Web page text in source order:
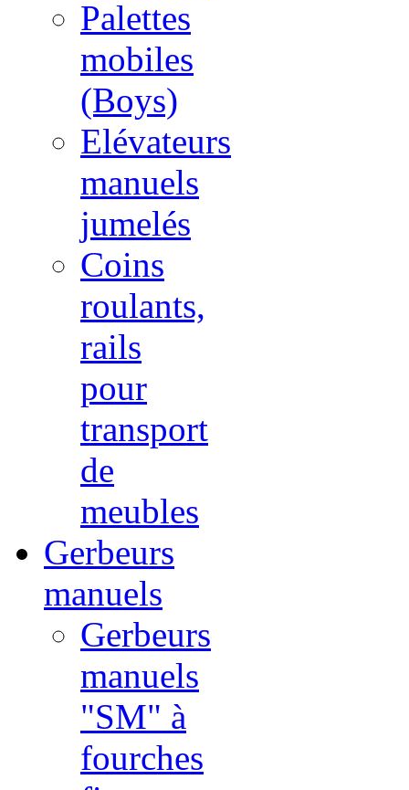
Palettes
mobiles
(Boys)
Elévateurs
manuels
jumelés
Coins
roulants,
rails
pour
transport
de
meubles
Gerbeurs
manuels
Gerbeurs
manuels
"SM" à
fourches